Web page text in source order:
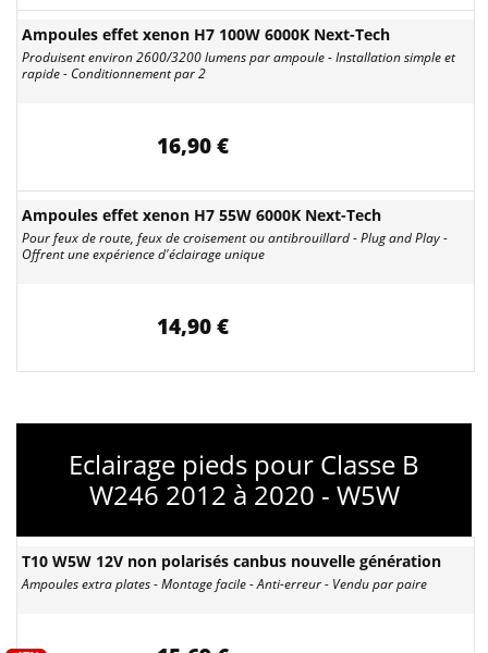
Ampoules effet xenon H7 100W 6000K Next-Tech
Produisent environ 2600/3200 lumens par ampoule - Installation simple et
rapide - Conditionnement par 2
16,90 €
Ampoules effet xenon H7 55W 6000K Next-Tech
Pour feux de route, feux de croisement ou antibrouillard - Plug and Play -
Offrent une expérience d'éclairage unique
14,90 €
Eclairage pieds pour Classe B
W246 2012 à 2020 - W5W
T10 W5W 12V non polarisés canbus nouvelle génération
Ampoules extra plates - Montage facile - Anti-erreur - Vendu par paire